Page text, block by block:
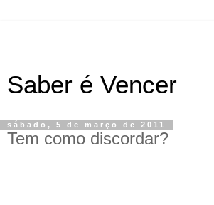
Saber é Vencer
sábado, 5 de março de 2011
Tem como discordar?